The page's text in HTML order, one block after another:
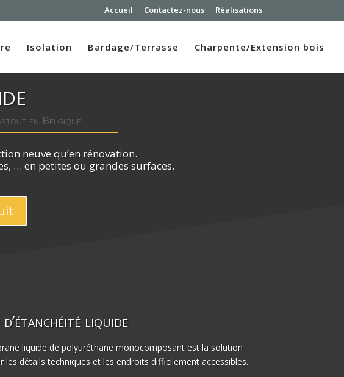
Accueil Contactez-nous Réalisations
Isolation Bardage/Terrasse Charpente/Extension bois
en Belgique
neuve qu’en rénovation.
… en petites ou grandes surfaces.
d’étanchéité liquide
liquide de polyuréthane monocomposant est la solution
les détails techniques et les endroits difficilement accessibles.